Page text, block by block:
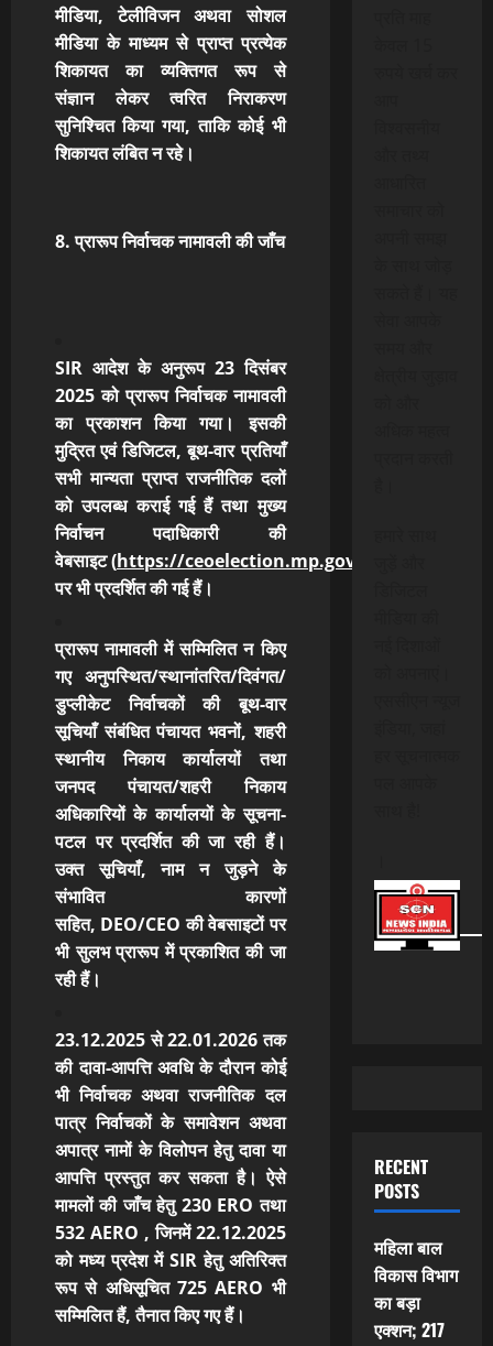
मीडिया, टेलीविजन अथवा सोशल
मीडिया के माध्यम से प्राप्त प्रत्येक
शिकायत का व्यक्तिगत रूप से
संज्ञान
लेकर त्वरित निराकरण
सुनिश्चित किया गया, ताकि कोई भी
शिकायत लंबित न रहे।
8. प्रारूप निर्वाचक नामावली की जाँच
SIR आदेश के अनुरूप 23 दिसंबर
2025 को प्रारूप निर्वाचक नामावली
का प्रकाशन किया गया। इसकी
मुद्रित एवं डिजिटल, बूथ-वार प्रतियाँ
सभी मान्यता प्राप्त राजनीतिक दलों
को उपलब्ध कराई गई हैं तथा मुख्य
निर्वाचन पदाधिकारी की
वेबसाइट (https://ceoelection.mp.gov.in
पर भी प्रदर्शित की गई हैं।
प्रारूप नामावली में सम्मिलित न किए
गए अनुपस्थित/स्थानांतरित/दिवंगत/
डुप्लीकेट निर्वाचकों की बूथ-वार
सूचियाँ संबंधित पंचायत भवनों, शहरी
स्थानीय निकाय कार्यालयों तथा
जनपद पंचायत/शहरी निकाय
अधिकारियों के कार्यालयों के सूचना-
पटल पर प्रदर्शित की जा रही हैं।
उक्त सूचियाँ, नाम न जुड़ने के
संभावित कारणों
सहित, DEO/CEO की वेबसाइटों पर
भी सुलभ प्रारूप में प्रकाशित की जा
रही हैं।
23.12.2025 से 22.01.2026 तक
की दावा-आपत्ति अवधि के दौरान कोई
भी निर्वाचक अथवा राजनीतिक दल
पात्र निर्वाचकों के समावेशन अथवा
अपात्र नामों के विलोपन हेतु दावा या
आपत्ति प्रस्तुत कर सकता है। ऐसे
मामलों की जाँच हेतु 230 ERO तथा
532 AERO , जिनमें 22.12.2025
को मध्य प्रदेश में SIR हेतु अतिरिक्त
रूप से अधिसूचित 725 AERO भी
सम्मिलित हैं, तैनात किए गए हैं।
RECENT
POSTS
महिला बाल
विकास विभाग
का बड़ा
एक्शन; 217